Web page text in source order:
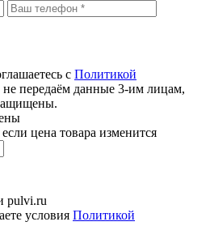
с Политикой
передаём данные 3-им лицам,
цена товара изменится
pulvi.ru
условия Политикой